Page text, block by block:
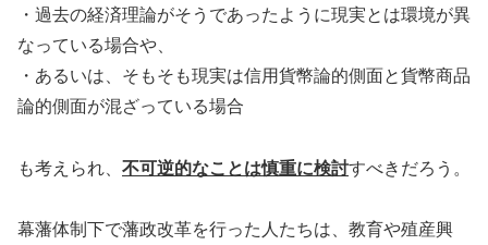
・過去の経済理論がそうであったように現実とは環境が異
なっている場合や、
・あるいは、そもそも現実は信用貨幣論的側面と貨幣商品
論的側面が混ざっている場合
も考えられ、 不可逆的なことは慎重に検討すべきだろう。
幕藩体制下で藩政改革を行った人たちは、教育や殖産興